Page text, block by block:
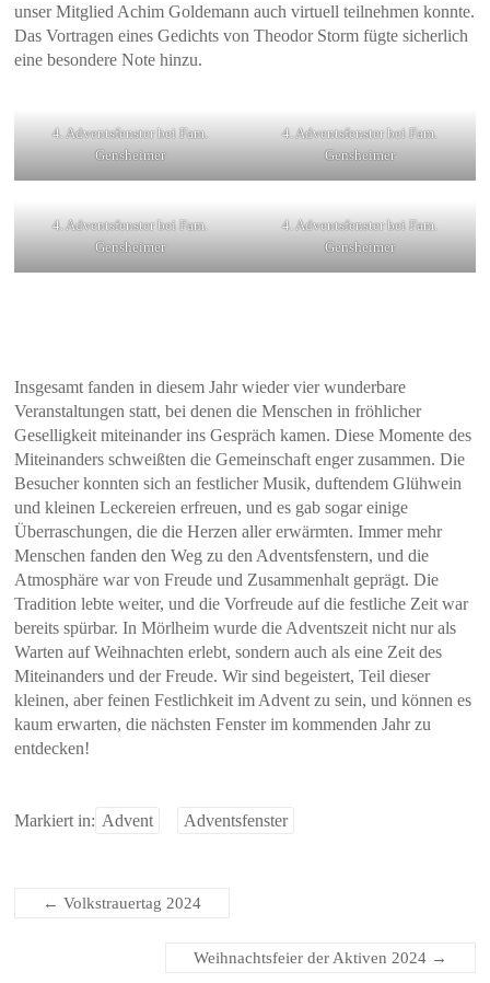
unser Mitglied Achim Goldemann auch virtuell teilnehmen konnte.
Das Vortragen eines Gedichts von Theodor Storm fügte sicherlich
eine besondere Note hinzu.
4. Adventsfenster bei Fam.
Gensheimer
4. Adventsfenster bei Fam.
Gensheimer
4. Adventsfenster bei Fam.
Gensheimer
4. Adventsfenster bei Fam.
Gensheimer
Insgesamt fanden in diesem Jahr wieder vier wunderbare
Veranstaltungen statt, bei denen die Menschen in fröhlicher
Geselligkeit miteinander ins Gespräch kamen. Diese Momente des
Miteinanders schweißten die Gemeinschaft enger zusammen. Die
Besucher konnten sich an festlicher Musik, duftendem Glühwein
und kleinen Leckereien erfreuen, und es gab sogar einige
Überraschungen, die die Herzen aller erwärmten. Immer mehr
Menschen fanden den Weg zu den Adventsfenstern, und die
Atmosphäre war von Freude und Zusammenhalt geprägt. Die
Tradition lebte weiter, und die Vorfreude auf die festliche Zeit war
bereits spürbar. In Mörlheim wurde die Adventszeit nicht nur als
Warten auf Weihnachten erlebt, sondern auch als eine Zeit des
Miteinanders und der Freude. Wir sind begeistert, Teil dieser
kleinen, aber feinen Festlichkeit im Advent zu sein, und können es
kaum erwarten, die nächsten Fenster im kommenden Jahr zu
entdecken!
Markiert in: Advent Adventsfenster
← Volkstrauertag 2024
Weihnachtsfeier der Aktiven 2024 →